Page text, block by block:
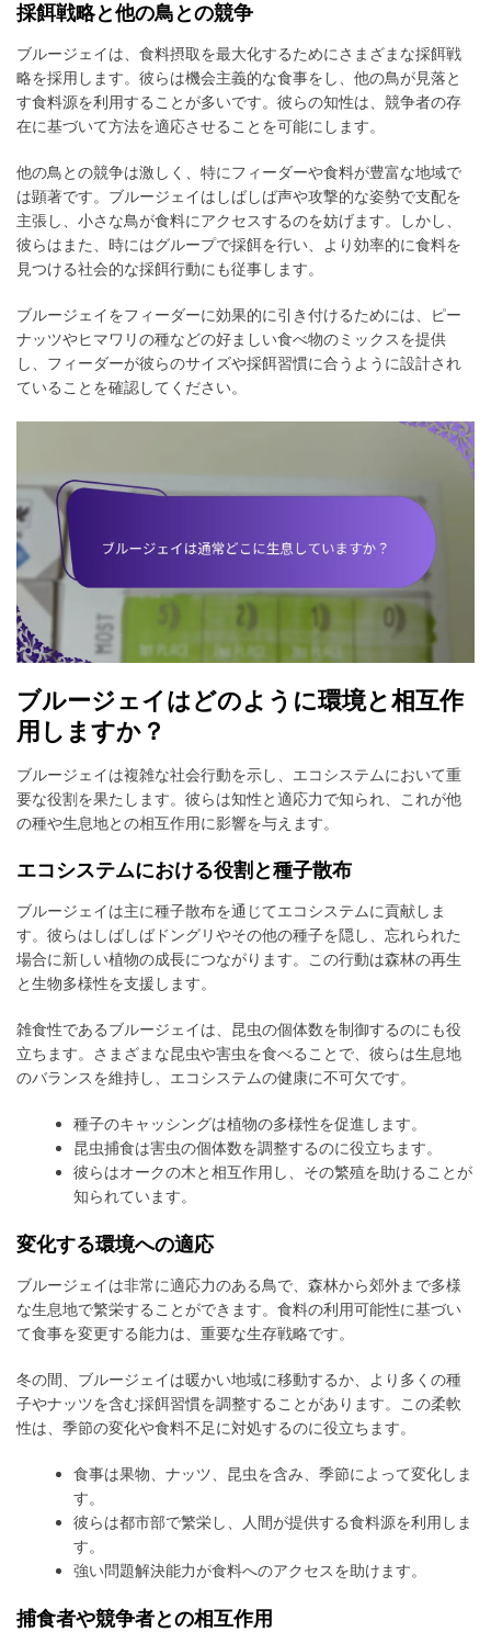
採餌戦略と他の鳥との競争
ブルージェイは、食料摂取を最大化するためにさまざまな採餌戦
略を採用します。彼らは機会主義的な食事をし、他の鳥が見落と
す食料源を利用することが多いです。彼らの知性は、競争者の存
在に基づいて方法を適応させることを可能にします。
他の鳥との競争は激しく、特にフィーダーや食料が豊富な地域で
は顕著です。ブルージェイはしばしば声や攻撃的な姿勢で支配を
主張し、小さな鳥が食料にアクセスするのを妨げます。しかし、
彼らはまた、時にはグループで採餌を行い、より効率的に食料を
見つける社会的な採餌行動にも従事します。
ブルージェイをフィーダーに効果的に引き付けるためには、ピー
ナッツやヒマワリの種などの好ましい食べ物のミックスを提供
し、フィーダーが彼らのサイズや採餌習慣に合うように設計され
ていることを確認してください。
ブルージェイはどのように環境と相互作
用しますか？
ブルージェイは複雑な社会行動を示し、エコシステムにおいて重
要な役割を果たします。彼らは知性と適応力で知られ、これが他
の種や生息地との相互作用に影響を与えます。
エコシステムにおける役割と種子散布
ブルージェイは主に種子散布を通じてエコシステムに貢献しま
す。彼らはしばしばドングリやその他の種子を隠し、忘れられた
場合に新しい植物の成長につながります。この行動は森林の再生
と生物多様性を支援します。
雑食性であるブルージェイは、昆虫の個体数を制御するのにも役
立ちます。さまざまな昆虫や害虫を食べることで、彼らは生息地
のバランスを維持し、エコシステムの健康に不可欠です。
種子のキャッシングは植物の多様性を促進します。
昆虫捕食は害虫の個体数を調整するのに役立ちます。
彼らはオークの木と相互作用し、その繁殖を助けることが
知られています。
変化する環境への適応
ブルージェイは非常に適応力のある鳥で、森林から郊外まで多様
な生息地で繁栄することができます。食料の利用可能性に基づい
て食事を変更する能力は、重要な生存戦略です。
冬の間、ブルージェイは暖かい地域に移動するか、より多くの種
子やナッツを含む採餌習慣を調整することがあります。この柔軟
性は、季節の変化や食料不足に対処するのに役立ちます。
食事は果物、ナッツ、昆虫を含み、季節によって変化しま
す。
彼らは都市部で繁栄し、人間が提供する食料源を利用しま
す。
強い問題解決能力が食料へのアクセスを助けます。
捕食者や競争者との相互作用